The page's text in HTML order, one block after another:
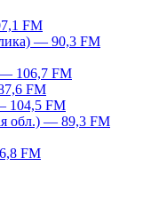
FM
— 90,3 FM
— 106,7 FM
FM
104,5 FM
обл.) — 89,3 FM
FM